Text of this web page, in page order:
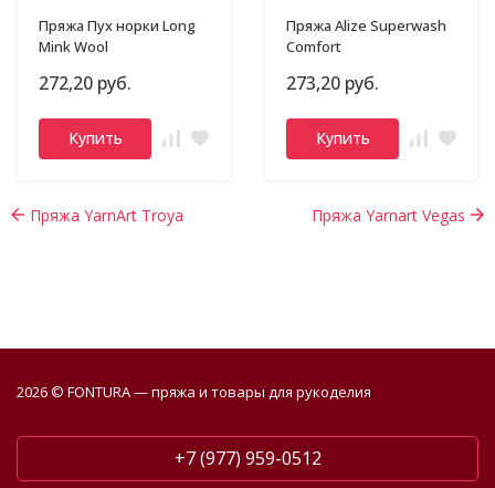
Пряжа Пух норки Long
Mink Wool
272,20 руб.
Купить
Пряжа Alize Superwash
Comfort
273,20 руб.
Купить
Пряжа YarnArt Troya Пряжа Yarnart Vegas
2026 © FONTURA — пряжа и товары для рукоделия
+7 (977) 959-0512